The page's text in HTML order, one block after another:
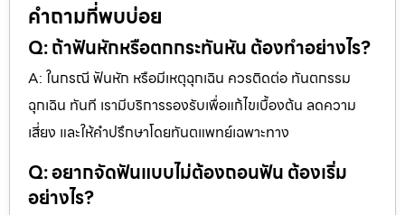
คำถามที่พบบ่อย
Q: ถ้าฟันหักหรือตกกระทันหัน ต้องทำอย่างไร?
A: ในกรณี ฟันหัก หรือมีเหตุฉุกเฉิน ควรติดต่อ ทันตกรรม
ฉุกเฉิน ทันที เรามีบริการรองรับเพื่อแก้ไขเบื้องต้น ลดความ
เสี่ยง และให้คำปรึกษาโดยทันตแพทย์เฉพาะทาง
Q: อยากจัดฟันแบบไม่ต้องถอนฟัน ต้องเริ่ม
อย่างไร?